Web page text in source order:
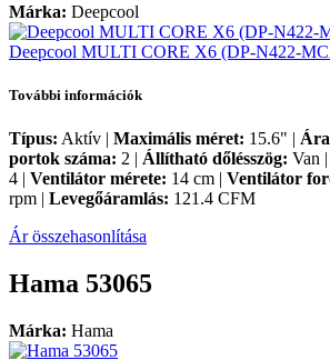
Márka: Deepcool
Deepcool MULTI CORE X6 (DP-N422-
További információk
Típus: Aktív | Maximális méret: 15.6" |
portok száma: 2 | Állítható dőlésszög: Van |
4 | Ventilátor mérete: 14 cm | Ventilátor
rpm | Levegőáramlás: 121.4 CFM
Ár összehasonlítása
Hama 53065
Márka: Hama